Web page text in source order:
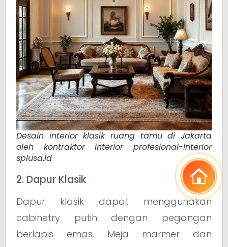
Desain interior klasik ruang tamu di Jakarta
oleh kontraktor interior profesional-interior
splusa.id
2. Dapur Klasik
Dapur klasik dapat menggunakan
cabinetry putih dengan pegangan
berlapis emas. Meja marmer dan